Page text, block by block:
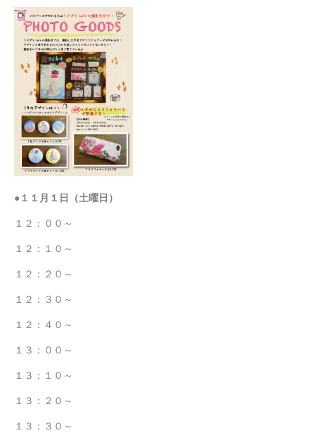
●１１月１日（土曜日）
１２：００～
１２：１０～
１２：２０～
１２：３０～
１２：４０～
１３：００～
１３：１０～
１３：２０～
１３：３０～